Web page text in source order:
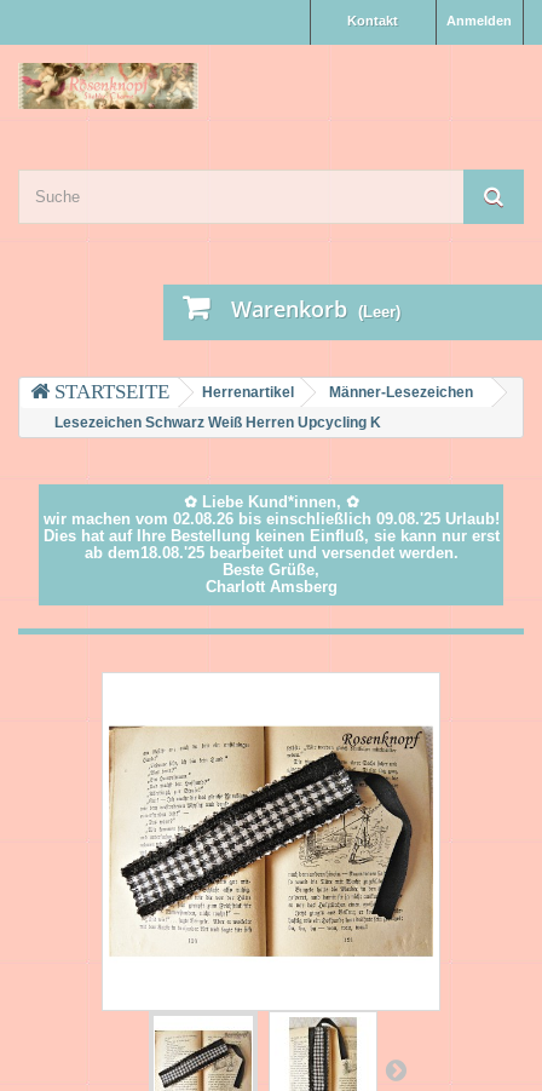
Anmelden
Kontakt
Warenkorb (Leer)
Herrenartikel
Männer-Lesezeichen
Lesezeichen Schwarz Weiß Herren Upcycling K
✿ Liebe Kund*innen, ✿
wir machen vom 02.08.26 bis einschließlich 09.08.'25 Urlaub!
Dies hat auf Ihre Bestellung keinen Einfluß, sie kann nur erst
ab dem18.08.'25 bearbeitet und versendet werden.
Beste Grüße,
Charlott Amsberg